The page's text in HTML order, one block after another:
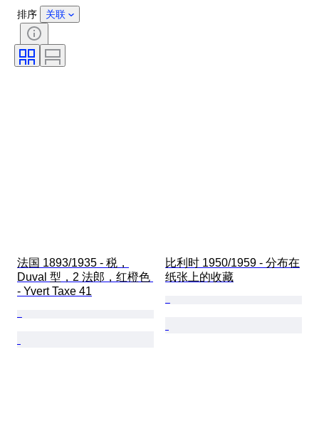
技术
版
出售者
时代
排序 关联
法国 1893/1935 - 税，
Duval 型，2 法郎，红橙色
- Yvert Taxe 41
比利时 1950/1959 - 分布在
纸张上的收藏